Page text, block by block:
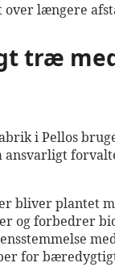
længere
træ
i Pellos
ansvarligt
bliver plantet
og forbedrer
for